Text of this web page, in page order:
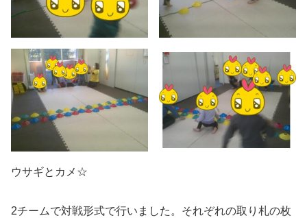
ウサギとカメ☆
2チームで対戦形式で行いました。それぞれの取り札の枚